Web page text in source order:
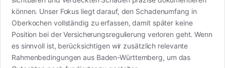
können. Unser Fokus liegt darauf, den Schadenumfang in
Oberkochen vollständig zu erfassen, damit später keine
Position bei der Versicherungsregulierung verloren geht. Wenn
es sinnvoll ist, berücksichtigen wir zusätzlich relevante
Rahmenbedingungen aus Baden-Württemberg, um das